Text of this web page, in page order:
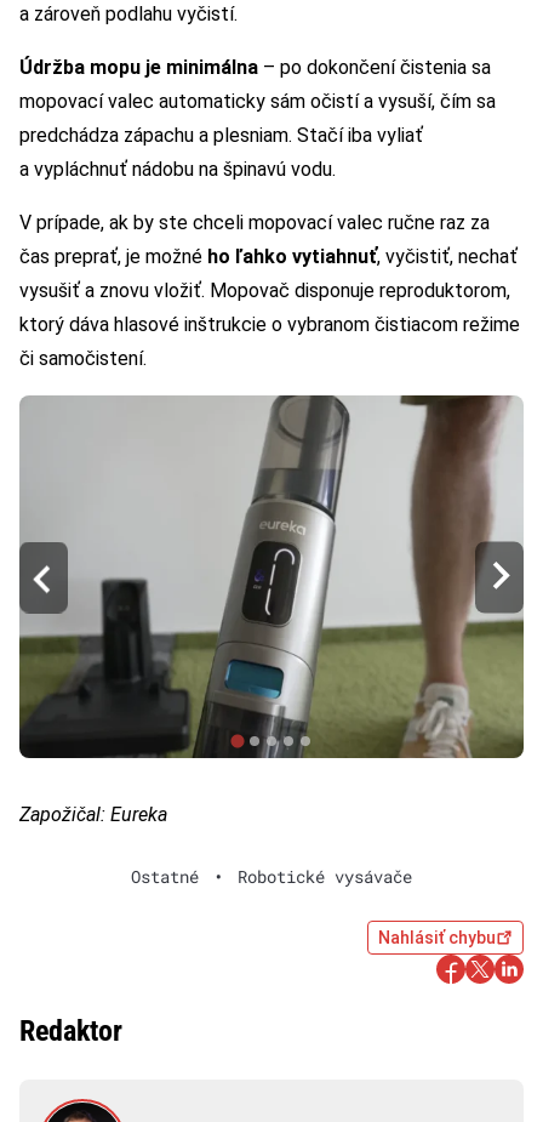
a zároveň podlahu vyčistí.
Údržba mopu je minimálna – po dokončení čistenia sa
mopovací valec automaticky sám očistí a vysuší, čím sa
predchádza zápachu a plesniam. Stačí iba vyliať
a vypláchnuť nádobu na špinavú vodu.
V prípade, ak by ste chceli mopovací valec ručne raz za
čas preprať, je možné ho ľahko vytiahnuť, vyčistiť, nechať
vysušiť a znovu vložiť. Mopovač disponuje reproduktorom,
ktorý dáva hlasové inštrukcie o vybranom čistiacom režime
či samočistení.
Zapožičal: Eureka
Ostatné • Robotické vysávače
Nahlásiť chybu
Redaktor